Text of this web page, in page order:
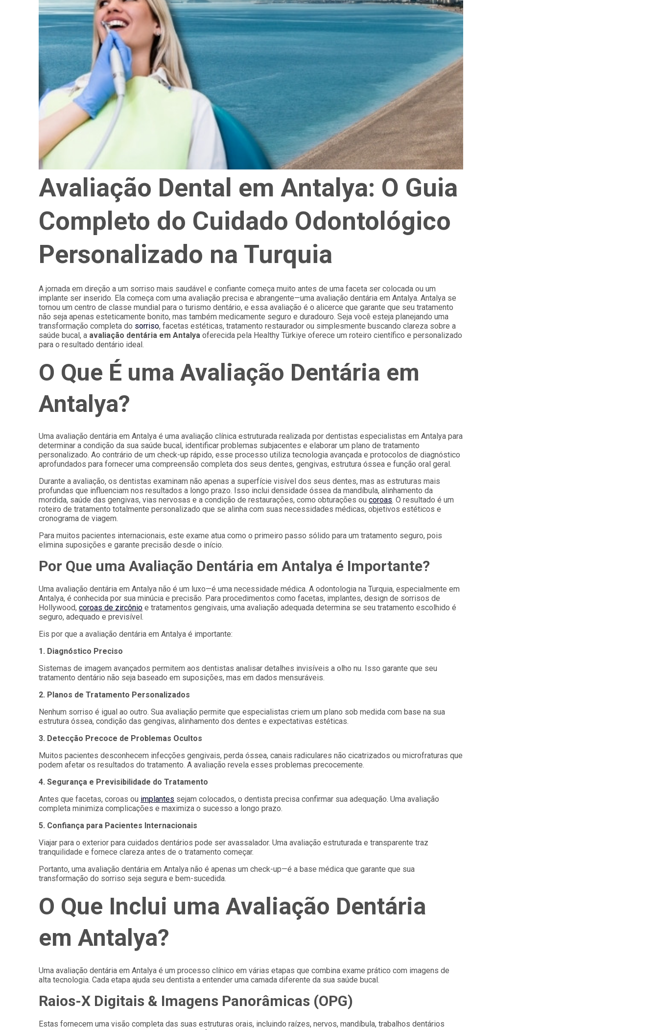
Avaliação Dental em Antalya: O Guia
Completo do Cuidado Odontológico
Personalizado na Turquia
A jornada em direção a um sorriso mais saudável e confiante começa muito antes de uma faceta ser colocada ou um
implante ser inserido. Ela começa com uma avaliação precisa e abrangente—uma avaliação dentária em Antalya. Antalya se
tornou um centro de classe mundial para o turismo dentário, e essa avaliação é o alicerce que garante que seu tratamento
não seja apenas esteticamente bonito, mas também medicamente seguro e duradouro. Seja você esteja planejando uma
transformação completa do sorriso, facetas estéticas, tratamento restaurador ou simplesmente buscando clareza sobre a
saúde bucal, a avaliação dentária em Antalya oferecida pela Healthy Türkiye oferece um roteiro científico e personalizado
para o resultado dentário ideal.
O Que É uma Avaliação Dentária em
Antalya?
Uma avaliação dentária em Antalya é uma avaliação clínica estruturada realizada por dentistas especialistas em Antalya para
determinar a condição da sua saúde bucal, identificar problemas subjacentes e elaborar um plano de tratamento
personalizado. Ao contrário de um check-up rápido, esse processo utiliza tecnologia avançada e protocolos de diagnóstico
aprofundados para fornecer uma compreensão completa dos seus dentes, gengivas, estrutura óssea e função oral geral.
Durante a avaliação, os dentistas examinam não apenas a superfície visível dos seus dentes, mas as estruturas mais
profundas que influenciam nos resultados a longo prazo. Isso inclui densidade óssea da mandíbula, alinhamento da
mordida, saúde das gengivas, vias nervosas e a condição de restaurações, como obturações oucoroas. O resultado é um
roteiro de tratamento totalmente personalizado que se alinha com suas necessidades médicas, objetivos estéticos e
cronograma de viagem.
Para muitos pacientes internacionais, este exame atua como o primeiro passo sólido para um tratamento seguro, pois
elimina suposições e garante precisão desde o início.
Por Que uma Avaliação Dentária em Antalya é Importante?
Uma avaliação dentária em Antalya não é um luxo—é uma necessidade médica. A odontologia na Turquia, especialmente em
Antalya, é conhecida por sua minúcia e precisão. Para procedimentos como facetas, implantes, design de sorrisos de
Hollywood,coroas de zircônio e tratamentos gengivais, uma avaliação adequada determina se seu tratamento escolhido é
seguro, adequado e previsível.
Eis por que a avaliação dentária em Antalya é importante:
1. Diagnóstico Preciso
Sistemas de imagem avançados permitem aos dentistas analisar detalhes invisíveis a olho nu. Isso garante que seu
tratamento dentário não seja baseado em suposições, mas em dados mensuráveis.
2. Planos de Tratamento Personalizados
Nenhum sorriso é igual ao outro. Sua avaliação permite que especialistas criem um plano sob medida com base na sua
estrutura óssea, condição das gengivas, alinhamento dos dentes e expectativas estéticas.
3. Detecção Precoce de Problemas Ocultos
Muitos pacientes desconhecem infecções gengivais, perda óssea, canais radiculares não cicatrizados ou microfraturas que
podem afetar os resultados do tratamento. A avaliação revela esses problemas precocemente.
4. Segurança e Previsibilidade do Tratamento
Antes que facetas, coroas ou implantes sejam colocados, o dentista precisa confirmar sua adequação. Uma avaliação
completa minimiza complicações e maximiza o sucesso a longo prazo.
5. Confiança para Pacientes Internacionais
Viajar para o exterior para cuidados dentários pode ser avassalador. Uma avaliação estruturada e transparente traz
tranquilidade e fornece clareza antes de o tratamento começar.
Portanto, uma avaliação dentária em Antalya não é apenas um check-up—é a base médica que garante que sua
transformação do sorriso seja segura e bem-sucedida.
O Que Inclui uma Avaliação Dentária
em Antalya?
Uma avaliação dentária em Antalya é um processo clínico em várias etapas que combina exame prático com imagens de
alta tecnologia. Cada etapa ajuda seu dentista a entender uma camada diferente da sua saúde bucal.
Raios-X Digitais & Imagens Panorâmicas (OPG)
Estas fornecem uma visão completa das suas estruturas orais, incluindo raízes, nervos, mandíbula, trabalhos dentários